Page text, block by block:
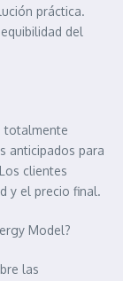
práctica.
del
totalmente
anticipados para
clientes
y el precio final.
Model?
las